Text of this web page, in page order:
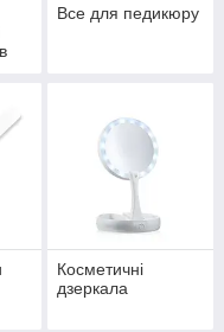
Все для педикюру
Косметичні
дзеркала